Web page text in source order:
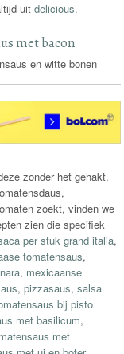
uitdelicious.
met bacon
en witte bonen
zonder het gehakt,
zoekt, vinden we
zien die specifiek
per stuk grand italia,
tomatensaus,
, mexicaanse
,pizzasaus,salsa
bij pisto
met basilicum,
met